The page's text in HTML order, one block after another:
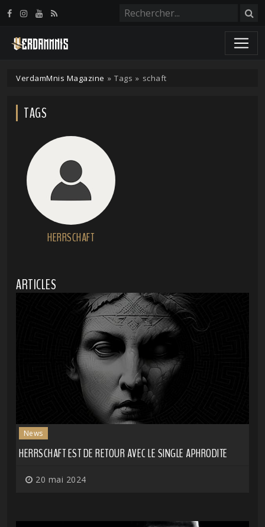
VerdamMnis Magazine » Tags » schaft
TAGS
HERRSCHAFT
ARTICLES
News
HERRSCHAFT EST DE RETOUR AVEC LE SINGLE APHRODITE
20 mai 2024
Panneau de gestion des cookies